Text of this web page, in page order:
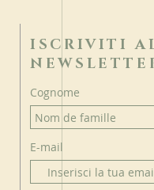
ISCRIVITI
Cognome
E-mail